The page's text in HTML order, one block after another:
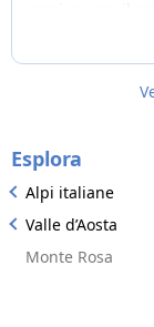
estremamente
parcheggio.
Esplora
Alpi italiane
Valle d’Aosta
Monte Rosa